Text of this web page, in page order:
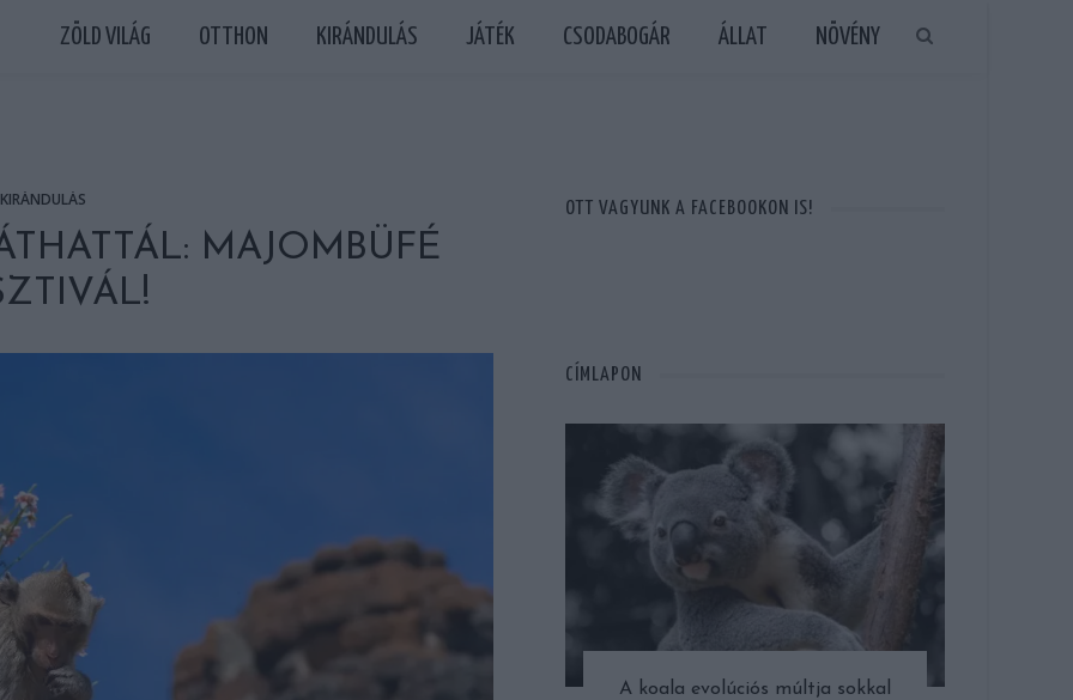
ZÖLD VILÁG OTTHON KIRÁNDULÁS JÁTÉK CSODABOGÁR ÁLLAT NÖVÉNY
KIRÁNDULÁS
MAJOMBÜFÉ
OTT VAGYUNK A FACEBOOKON IS!
CÍMLAPON
A koala evolúciós múltja sokkal